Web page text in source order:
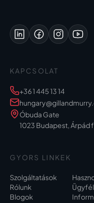
KAPCSOLAT
+36 1 445 13 14
Óbuda Gate
1023 Budapest,
GYORS LINKEK
Szolgáltatások
Rólunk
Blogok